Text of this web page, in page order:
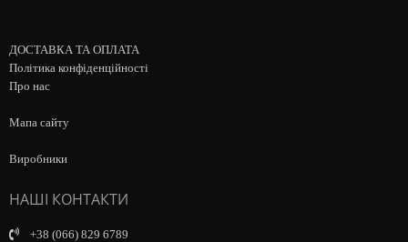
ДОСТАВКА ТА ОПЛАТА
Політика конфіденційності
Про нас
Мапа сайту
Виробники
НАШІ КОНТАКТИ
+38 (066) 829 6789